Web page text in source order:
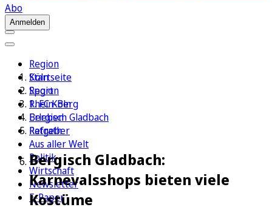
Abo
Anmelden
Region
Köln
Sport
1. FC Köln
Erleben
Ratgeber
Aus aller Welt
Politik
Wirtschaft
Newsletter
E-Paper
Startseite
Region
Rhein-Berg
Bergisch Gladbach
Refrath
Bergisch Gladbach:
Karnevalsshops bieten viele
Kostüme